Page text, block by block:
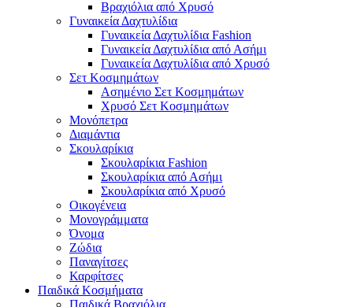
Βραχιόλια από Χρυσό
Γυναικεία Δαχτυλίδια
Γυναικεία Δαχτυλίδια Fashion
Γυναικεία Δαχτυλίδια από Ασήμι
Γυναικεία Δαχτυλίδια από Χρυσό
Σετ Κοσμημάτων
Ασημένιο Σετ Κοσμημάτων
Χρυσό Σετ Κοσμημάτων
Μονόπετρα
Διαμάντια
Σκουλαρίκια
Σκουλαρίκια Fashion
Σκουλαρίκια από Ασήμι
Σκουλαρίκια από Χρυσό
Οικογένεια
Μονογράμματα
Όνομα
Ζώδια
Παναγίτσες
Καρφίτσες
Παιδικά Κοσμήματα